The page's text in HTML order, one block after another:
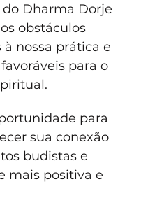
Dharma Dorje
obstáculos
nossa prática e
para o
para
sua conexão
budistas e
mais positiva e